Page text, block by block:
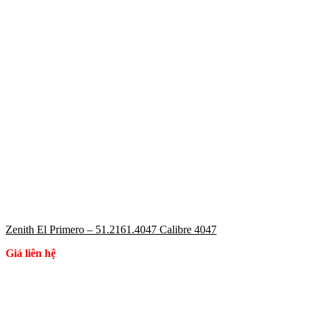
Zenith El Primero – 51.2161.4047 Calibre 4047
Giá liên hệ